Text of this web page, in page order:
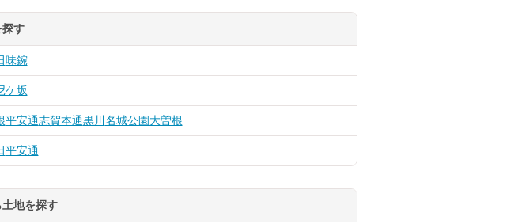
探す
味鋺
ケ坂
平安通志賀本通黒川 名城公園大曽根
平安通
地を探す